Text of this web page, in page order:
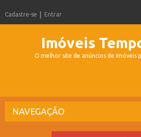
Cadastre-se Entrar
Imóveis
O melhor site de anúncios de imóveis
NAVEGAÇÃO